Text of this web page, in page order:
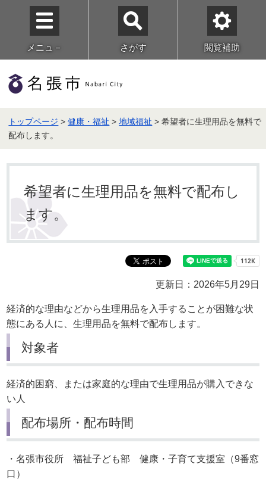
メニュ－ さがす 閲覧補助
トップページ >健康・福祉 >地域福祉 > 希望者に生理用品を無料で
配布します。
希望者に生理用品を無料で配布し
ます。
更新日：2026年5月29日
経済的な理由などから生理用品を入手することが困難な状
態にある人に、生理用品を無料で配布します。
対象者
経済的困窮、または家庭的な理由で生理用品が購入できな
い人
配布場所・配布時間
・名張市役所 福祉子ども部 健康・子育て支援室（9番窓
口）